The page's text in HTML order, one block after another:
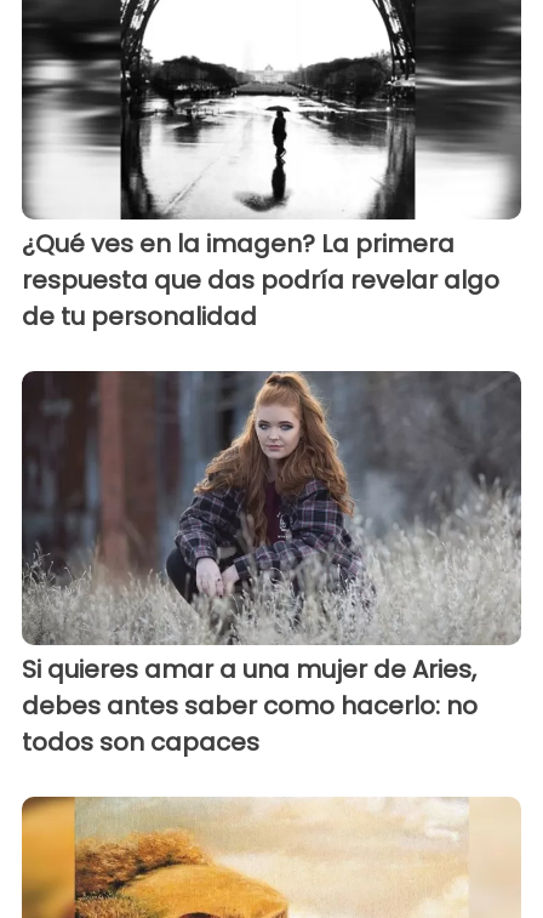
¿Qué ves en la imagen? La primera
respuesta que das podría revelar algo
de tu personalidad
Si quieres amar a una mujer de Aries,
debes antes saber como hacerlo: no
todos son capaces